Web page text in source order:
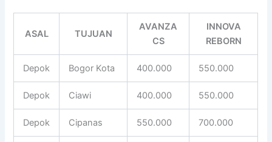
ASAL TUJUAN
AVANZA
CS
INNOVA
REBORN
Depok Bogor Kota 400.000 550.000
Depok Ciawi 400.000 550.000
Depok Cipanas 550.000 700.000